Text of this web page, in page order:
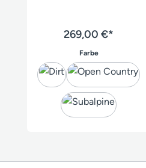
269,00 €*
Farbeauswählen